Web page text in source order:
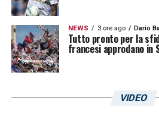
NEWS 3 ore ago Dario
Tutto pronto per la
francesi approdano in
VIDEO